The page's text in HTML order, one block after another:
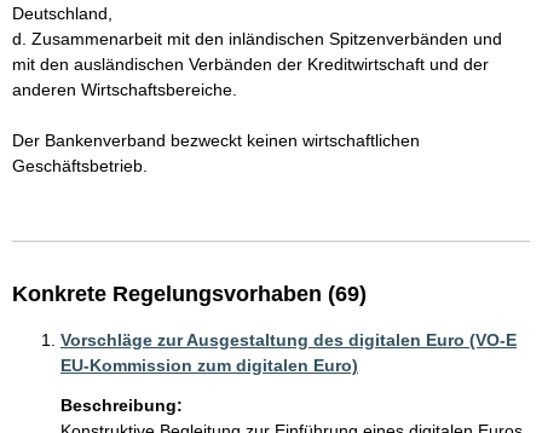
Deutschland,
d. Zusammenarbeit mit den inländischen Spitzenverbänden und
mit den ausländischen Verbänden der Kreditwirtschaft und der
anderen Wirtschaftsbereiche.
Der Bankenverband bezweckt keinen wirtschaftlichen
Geschäftsbetrieb.
Konkrete Regelungsvorhaben (69)
Vorschläge zur Ausgestaltung des digitalen Euro (VO-E
EU-Kommission zum digitalen Euro)
Beschreibung: